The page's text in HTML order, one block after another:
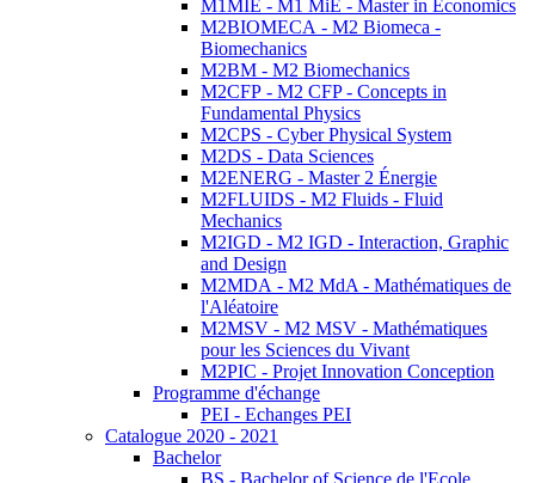
M1MIE - M1 MiE - Master in Economics
M2BIOMECA - M2 Biomeca -
Biomechanics
M2BM - M2 Biomechanics
M2CFP - M2 CFP - Concepts in
Fundamental Physics
M2CPS - Cyber Physical System
M2DS - Data Sciences
M2ENERG - Master 2 Énergie
M2FLUIDS - M2 Fluids - Fluid
Mechanics
M2IGD - M2 IGD - Interaction, Graphic
and Design
M2MDA - M2 MdA - Mathématiques de
l'Aléatoire
M2MSV - M2 MSV - Mathématiques
pour les Sciences du Vivant
M2PIC - Projet Innovation Conception
Programme d'échange
PEI - Echanges PEI
Catalogue 2020 - 2021
Bachelor
BS - Bachelor of Science de l'Ecole